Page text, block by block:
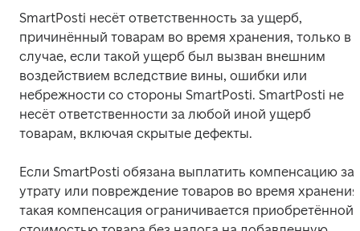
SmartPosti несёт ответственность за ущерб,
причинённый товарам во время хранения, только в
случае, если такой ущерб был вызван внешним
воздействием вследствие вины, ошибки или
небрежности со стороны SmartPosti. SmartPosti не
несёт ответственности за любой иной ущерб
товарам, включая скрытые дефекты.
Если SmartPosti обязана выплатить компенсацию за
утрату или повреждение товаров во время
такая компенсация ограничивается приобретённой